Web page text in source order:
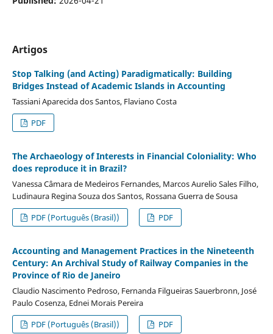
Artigos
Stop Talking (and Acting) Paradigmatically: Building
Bridges Instead of Academic Islands in Accounting
Tassiani Aparecida dos Santos, Flaviano Costa
PDF
The Archaeology of Interests in Financial Coloniality: Who
does reproduce it in Brazil?
Vanessa Câmara de Medeiros Fernandes, Marcos Aurelio Sales Filho,
Ludinaura Regina Souza dos Santos, Rossana Guerra de Sousa
PDF (Português (Brasil))
PDF
Accounting and Management Practices in the Nineteenth
Century: An Archival Study of Railway Companies in the
Province of Rio de Janeiro
Claudio Nascimento Pedroso, Fernanda Filgueiras Sauerbronn, José
Paulo Cosenza, Ednei Morais Pereira
PDF (Português (Brasil))
PDF